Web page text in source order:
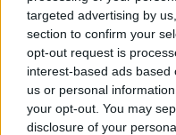
targeted advertising by
section to confirm your
opt-out request is
interest-based ads
us or personal
your opt-out. You may
disclosure of your
Paskutinio
pranešė širdį
Žmonės 2024-11-26